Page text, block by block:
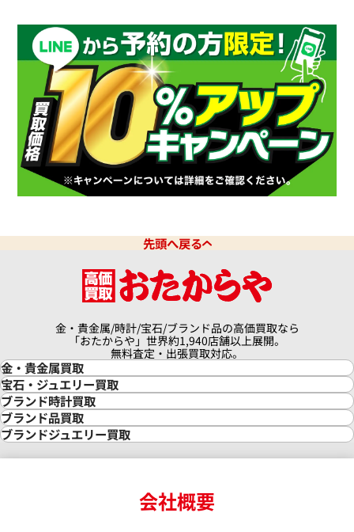
先頭へ戻る
金・貴金属/時計/宝石/ブランド品の高価買取なら
「おたからや」世界約1,940店舗以上展開。
無料査定・出張買取対応。
金・貴金属買取
金買取
金の相場価格情報
金の参考買取価格一覧
インゴット買取
インゴットの相場価格情報
24金買取
宝石・ジュエリー買取
宝石・ジュエリー買取
ダイヤモンド買取
ダイヤモンド・宝石の参考価格一覧
リング・結婚指輪買取
エメラルド買取
ブランド時計買取
時計買取
ロレックス買取
ロレックス デイトナ買取
ロレックス サブマリーナー買取
ロレックス エクスプローラー買取
ロレックス デイトジャスト買取
ブランド品買取
ブランド買取
ブランドジュエリー買取
ヴァンクリーフ＆アーペル買取会社概要